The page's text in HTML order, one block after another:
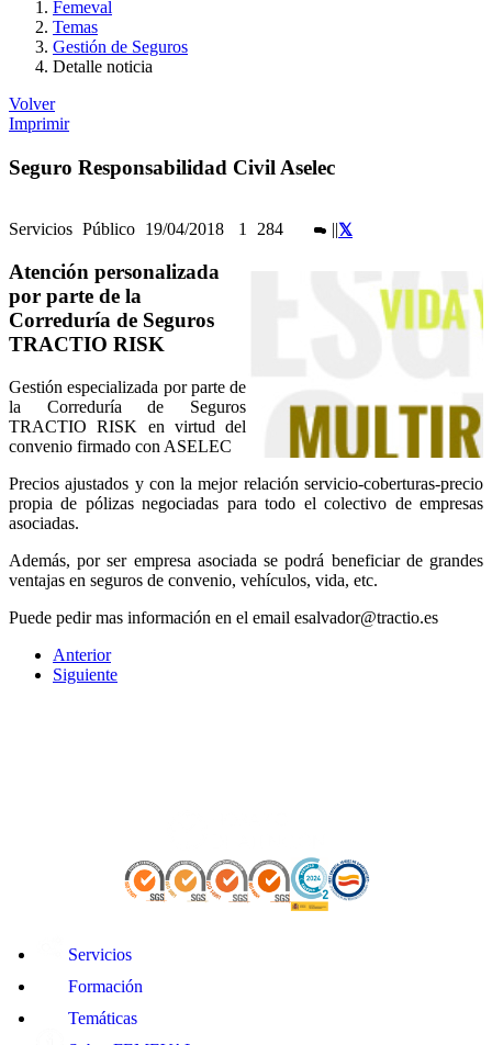
Femeval
Temas
Gestión de Seguros
Detalle noticia
Volver
Imprimir
Seguro Responsabilidad Civil Aselec
Servicios Público 19/04/2018 1 284 ||
Atención personalizada
por parte de la
Correduría de Seguros
TRACTIO RISK
Gestión especializada por parte de
la Correduría de Seguros
TRACTIO RISK en virtud del
convenio firmado con ASELEC
Precios ajustados y con la mejor relación servicio-coberturas-precio
propia de pólizas negociadas para todo el colectivo de empresas
asociadas.
Además, por ser empresa asociada se podrá beneficiar de grandes
ventajas en seguros de convenio, vehículos, vida, etc.
Puede pedir mas información en el email esalvador@tractio.es
Anterior
Siguiente
Servicios
Formación
Temáticas